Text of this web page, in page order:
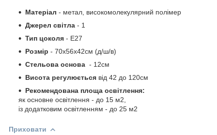
Матеріал - метал, високомолекулярний полімер
Джерел світла - 1
Тип цоколя - Е27
Розмір - 70х56х42см (д/ш/в)
Стельова основа - 12см
Висота регулюється від 42 до 120см
Рекомендована площа освітлення:
як основне освітлення - до 15 м2,
із додатковим освітленням - до 25 м2
Приховати